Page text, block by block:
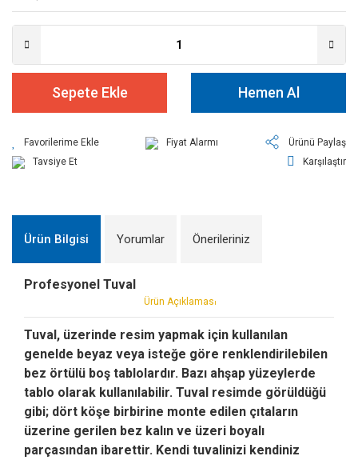
Sepete Ekle Hemen Al
Fiyat Alarmı
Ürünü Paylaş
Tavsiye Et
Karşılaştır
Ürün Bilgisi Yorumlar Önerileriniz
Profesyonel Tuval
Ürün Açıklaması
Tuval, üzerinde resim yapmak için kullanılan
genelde beyaz veya isteğe göre renklendirilebilen
bez örtülü boş tablolardır. Bazı ahşap yüzeylerde
tablo olarak kullanılabilir. Tuval resimde görüldüğü
gibi; dört köşe birbirine monte edilen çıtaların
üzerine gerilen bez kalın ve üzeri boyalı
parçasından ibarettir. Kendi tuvalinizi kendiniz